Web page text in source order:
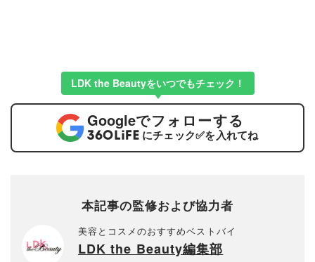
LDK the Beautyをいつでもチェック！
Googleでフォローする
にチェック✅を入れてね
本記事の監修および協力者
美容とコスメのおすすめベストバイ
LDK the Beauty編集部